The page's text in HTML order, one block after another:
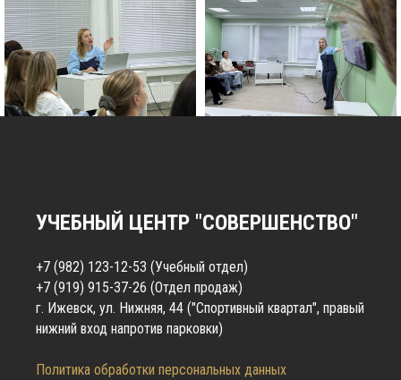
УЧЕБНЫЙ ЦЕНТР "СОВЕРШЕНСТВО"
+7 (982) 123-12-53 (Учебный отдел)
+7 (919) 915-37-26 (Отдел продаж)
г. Ижевск, ул. Нижняя, 44 ("Спортивный квартал", правый
нижний вход напротив парковки)
Политика обработки персональных данных